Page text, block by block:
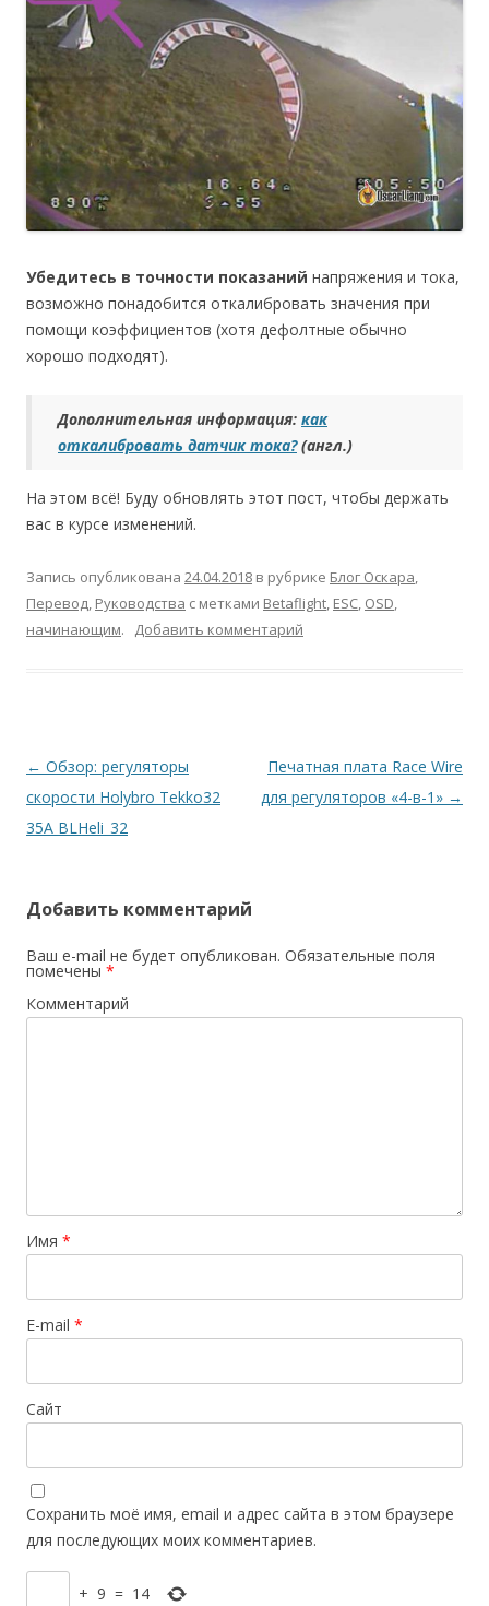
Убедитесь в точности показаний напряжения и тока,
возможно понадобится откалибровать значения при
помощи коэффициентов (хотя дефолтные обычно
хорошо подходят).
Дополнительная информация: как
откалибровать датчик тока?(англ.)
На этом всё! Буду обновлять этот пост, чтобы держать
вас в курсе изменений.
Запись опубликована 24.04.2018 в рубрике Блог Оскара,
Перевод, Руководства с метками Betaflight, ESC, OSD,
начинающим. Добавить комментарий
Навигация
по
записям
← Обзор: регуляторы
скорости Holybro Tekko32
35A BLHeli_32
Печатная плата Race Wire
для регуляторов «4-в-1» →
Добавить комментарий
Ваш e-mail не будет опубликован. Обязательные поля
помечены *
Комментарий
Имя *
E-mail *
Сайт
Сохранить моё имя, email и адрес сайта в этом браузере
для последующих моих комментариев.
+ 9 = 14